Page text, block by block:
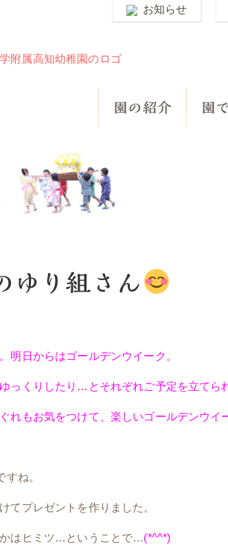
お知らせ
園の紹介 園
ゆり組さん
明日からはゴールデンウイーク。
っくりしたり…とそれぞれご予定を立てら
れもお気をつけて、楽しいゴールデンウイ
すね。
てプレゼントを作りました。
はヒミツ…ということで…(*^^*)